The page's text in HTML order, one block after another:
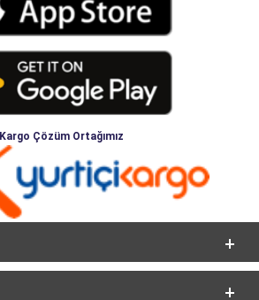
Kargo Çözüm Ortağımız